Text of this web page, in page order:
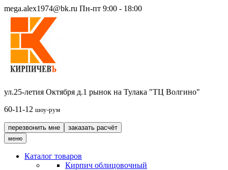
mega.alex1974@bk.ru Пн-пт 9:00 - 18:00
ул.25-летия Октября д.1 рынок на Тулака "ТЦ Волгино"
60-11-12 шоу-рум
перезвонить мне заказать расчёт
меню
Каталог товаров
Кирпич облицовочный